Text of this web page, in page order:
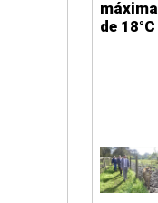
máxima
de 18°C